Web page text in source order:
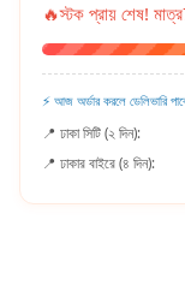
🔥স্টক প্রায় শেষ! মাত্র
⚡ আজ অর্ডার করলে ডেলিভারি
📍 ঢাকা সিটি (২ দিন):
📍 ঢাকার বাইরে (৪ দিন):